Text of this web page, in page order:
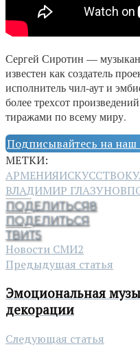
Сергей Сиротин —
известен как создатель
исполнитель чил-аут и
более трехсот
тиражами по всему миру.
Подписывайтесь на наш
МЕТКИ:
АРМЕНИЯИСКУССТВО
ВЛАДИМИР ГЛАЗУНОВ
ПОДЕЛИТЬСЯ8
ПОДЕЛИТЬСЯ
ТВИТ5
Новости СМИ2
Предыдущая статья
Эмоциональная
декорации
Следующая статья